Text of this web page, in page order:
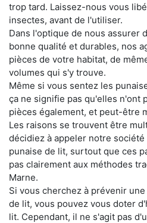
trop tard. Laissez-nous vous
insectes, avant de l'utiliser.
Dans l'optique de nous assurer
bonne qualité et durables, nos
pièces de votre habitat, de
volumes qui s'y trouve.
Même si vous sentez les
ça ne signifie pas qu'elles n'ont
pièces également, et peut-être
Les raisons se trouvent être
décidiez à appeler notre
punaise de lit, surtout que ces
pas clairement aux méthodes
Marne.
Si vous cherchez à prévenir
de lit, vous pouvez vous doter
lit. Cependant, il ne s'agit pas